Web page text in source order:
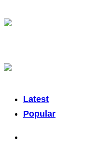
Latest
Popular